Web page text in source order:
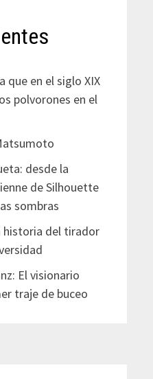
que en el siglo XIX
polvorones en el
desde la
de Silhouette
sombras
historia del tirador
El visionario
traje de buceo